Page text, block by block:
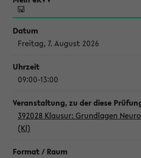
Freitag, 7. August 2026
09:00-13:00
392028 Klausur: Grundlagen
(Kl)